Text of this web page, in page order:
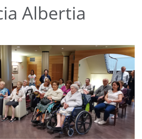
Albertia